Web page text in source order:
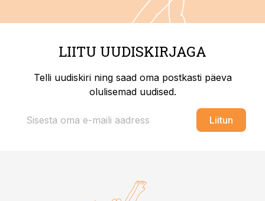
LIITU UUDISKIRJAGA
Telli uudiskiri ning saad oma postkasti päeva
olulisemad uudised.
Liitun